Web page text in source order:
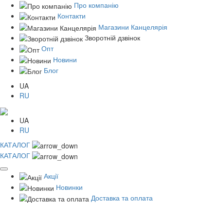
Про компанію
Контакти
Магазини Канцелярія
Зворотній дзвінок
Опт
Новини
Блог
UA
RU
UA
RU
КАТАЛОГ
КАТАЛОГ
Акції
Новинки
Доставка та оплата